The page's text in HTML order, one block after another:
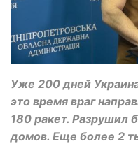
Уже 200 дней
это время враг
180 ракет. Разрушил
домов. Еще более 2